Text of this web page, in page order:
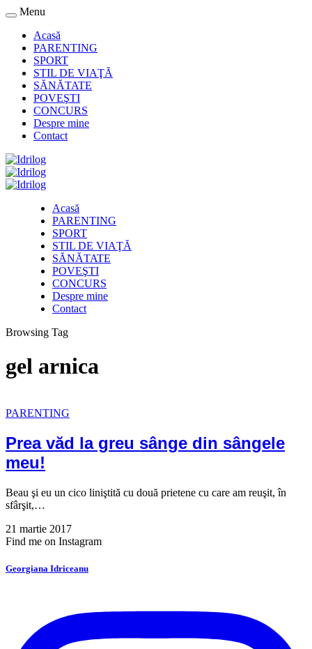
Menu
Acasă
PARENTING
SPORT
STIL DE VIAŢĂ
SĂNĂTATE
POVEŞTI
CONCURS
Despre mine
Contact
Acasă
PARENTING
SPORT
STIL DE VIAŢĂ
SĂNĂTATE
POVEŞTI
CONCURS
Despre mine
Contact
Browsing Tag
gel arnica
PARENTING
Prea văd la greu sânge din sângele
meu!
Beau şi eu un cico liniştită cu două prietene cu care am reuşit, în
sfârşit,…
21 martie 2017
Find me on Instagram
Georgiana Idriceanu